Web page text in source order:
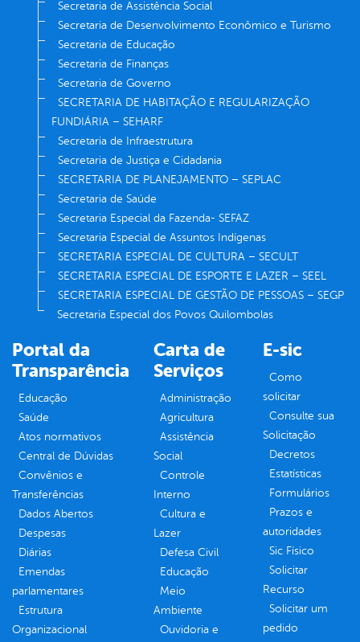
Secretaria de Assistência Social
Secretaria de Desenvolvimento Econômico e Turismo
Secretaria de Educação
Secretaria de Finanças
Secretaria de Governo
SECRETARIA DE HABITAÇÃO E REGULARIZAÇÃO
FUNDIÁRIA – SEHARF
Secretaria de Infraestrutura
Secretaria de Justiça e Cidadania
SECRETARIA DE PLANEJAMENTO – SEPLAC
Secretaria de Saúde
Secretaria Especial da Fazenda- SEFAZ
Secretaria Especial de Assuntos Indígenas
SECRETARIA ESPECIAL DE CULTURA – SECULT
SECRETARIA ESPECIAL DE ESPORTE E LAZER – SEEL
SECRETARIA ESPECIAL DE GESTÃO DE PESSOAS – SEGP
Secretaria Especial dos Povos Quilombolas
Portal da
Transparência
Educação
Saúde
Atos normativos
Central de Dúvidas
Convênios e
Transferências
Dados Abertos
Despesas
Diárias
Emendas
parlamentares
Estrutura
Organizacional
Carta de
Serviços
Administração
Agricultura
Assistência
Social
Controle
Interno
Cultura e
Lazer
Defesa Civil
Educação
Meio
Ambiente
Ouvidoria e
E-sic
Como
solicitar
Consulte sua
Solicitação
Decretos
Estatísticas
Formulários
Prazos e
autoridades
Sic Físico
Solicitar
Recurso
Solicitar um
pedido